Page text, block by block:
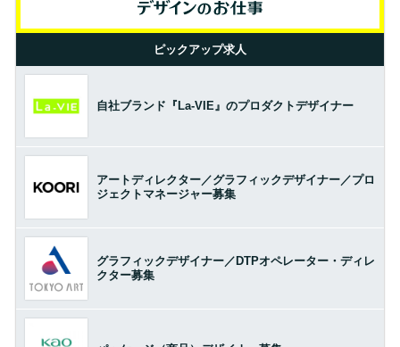
ピックアップ求人
自社ブランド『La-VIE』のプロダクトデザイナー
アートディレクター／グラフィックデザイナー／プロ
ジェクトマネージャー募集
グラフィックデザイナー／DTPオペレーター・ディレ
クター募集